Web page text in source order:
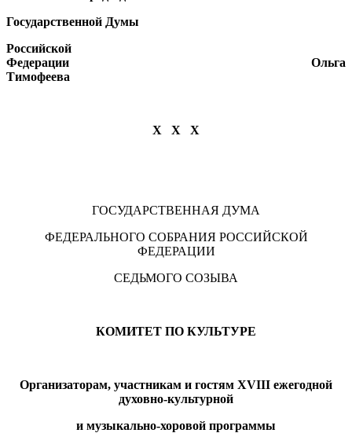
Государственной Думы
Российской
Федерации Ольга
Тимофеева
Х Х Х
ГОСУДАРСТВЕННАЯ ДУМА
ФЕДЕРАЛЬНОГО СОБРАНИЯ РОССИЙСКОЙ
ФЕДЕРАЦИИ
СЕДЬМОГО СОЗЫВА
КОМИТЕТ ПО КУЛЬТУРЕ
Организаторам, участникам и гостям XVIII ежегодной
духовно-культурной
и музыкально-хоровой программы